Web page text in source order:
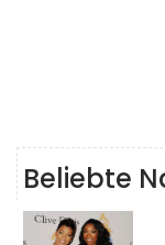
Beliebte